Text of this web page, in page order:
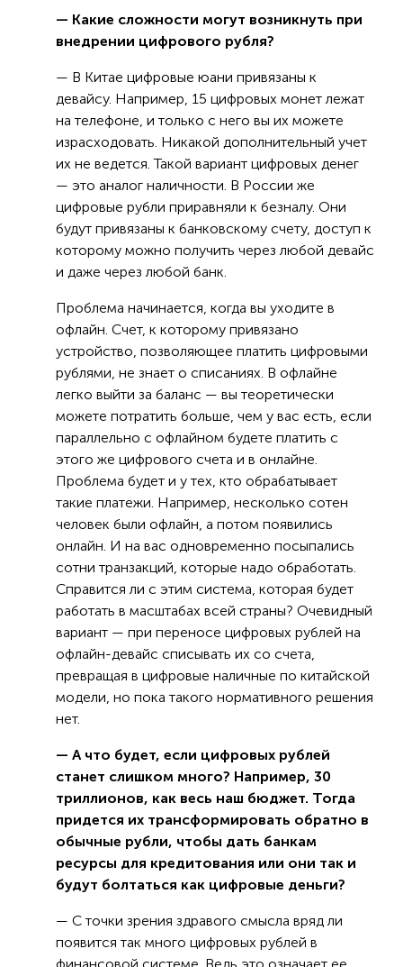
— Какие сложности могут возникнуть при
внедрении цифрового рубля?
— В Китае цифровые юани привязаны к
девайсу. Например, 15 цифровых монет лежат
на телефоне, и только с него вы их можете
израсходовать. Никакой дополнительный учет
их не ведется. Такой вариант цифровых денег
— это аналог наличности. В России же
цифровые рубли приравняли к безналу. Они
будут привязаны к банковскому счету, доступ к
которому можно получить через любой девайс
и даже через любой банк.
Проблема начинается, когда вы уходите в
офлайн. Счет, к которому привязано
устройство, позволяющее платить цифровыми
рублями, не знает о списаниях. В офлайне
легко выйти за баланс — вы теоретически
можете потратить больше, чем у вас есть, если
параллельно с офлайном будете платить с
этого же цифрового счета и в онлайне.
Проблема будет и у тех, кто обрабатывает
такие платежи. Например, несколько сотен
человек были офлайн, а потом появились
онлайн. И на вас одновременно посыпались
сотни транзакций, которые надо обработать.
Справится ли с этим система, которая будет
работать в масштабах всей страны? Очевидный
вариант — при переносе цифровых рублей на
офлайн-девайс списывать их со счета,
превращая в цифровые наличные по китайской
модели, но пока такого нормативного решения
нет.
— А что будет, если цифровых рублей
станет слишком много? Например, 30
триллионов, как весь наш бюджет. Тогда
придется их трансформировать обратно в
обычные рубли, чтобы дать банкам
ресурсы для кредитования или они так и
будут болтаться как цифровые деньги?
— С точки зрения здравого смысла вряд ли
появится так много цифровых рублей в
финансовой системе. Ведь это означает ее